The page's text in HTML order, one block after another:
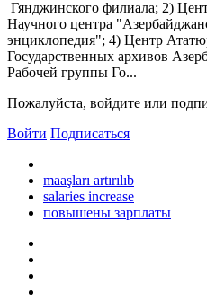
Гянджинского филиала; 2)
Научного центра
энциклопедия"; 4) Центр
Государственных архивов
Рабочей группы Го...
Пожалуйста, войдите или
Войти Подписаться
maaşları artırılıb
salaries increase
повышены зарплаты